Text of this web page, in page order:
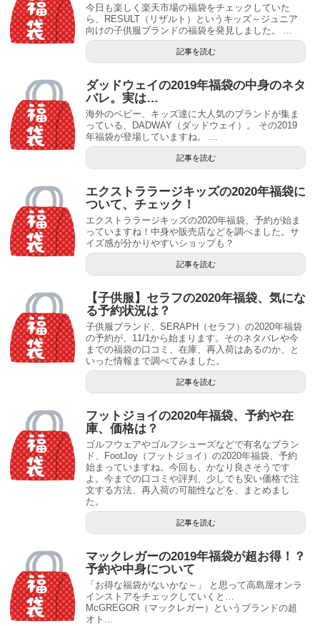
今日も楽しく楽天市場の福袋をチェックしていた
ら、RESULT（リザルト）というキッズ～ジュニア
向けの子供服ブランドの福袋を発見しました。 ...
記事を読む
ダッドウェイの2019年福袋の中身のネタ
バレ。実は…
海外のベビー、キッズ達に大人気のブランドが集ま
っている、DADWAY（ダッドウェイ）。 その2019
年福袋が登場していますね。 ...
記事を読む
エクストララージキッズの2020年福袋に
ついて、チェック！
エクストララージキッズの2020年福袋、予約が始ま
っていますね！中身や販売店などを調べました。サ
イズ感が分かりやすいショップも？
記事を読む
【子供服】セラフの2020年福袋、気にな
る予約状況は？
子供服ブランド、SERAPH（セラフ）の2020年福袋
の予約が、11/1から始まります。そのネタバレや今
までの福袋の口コミ、在庫、再入荷はあるのか、と
いった情報まで調べてみました。
記事を読む
フットジョイの2020年福袋、予約や在
庫、価格は？
ゴルフウェアやゴルフシューズなどで有名なブラン
ド、FootJoy（フットジョイ）の2020年福袋、予約
始まっていますね。今回も、かなり良さそうです
よ。今までの口コミや評判、少しでも安い価格で注
文する方法、再入荷の可能性などを、まとめまし
た。
記事を読む
マックレガーの2019年福袋が超お得！？
予約や中身について
「お得な福袋がないかな～」 と思って高島屋オンラ
インストアをチェックしていくと…
McGREGOR（マックレガー）というブランドの超
オト...